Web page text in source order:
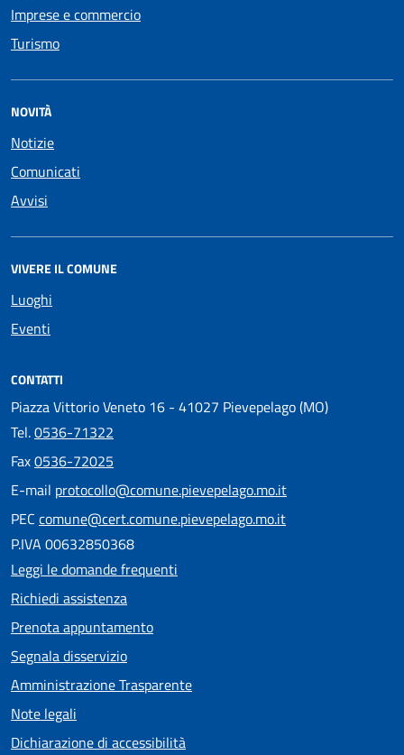
Imprese e commercio
Turismo
NOVITÀ
Notizie
Comunicati
Avvisi
VIVERE IL COMUNE
Luoghi
Eventi
CONTATTI
Piazza Vittorio Veneto 16 - 41027 Pievepelago (MO)
Tel.0536-71322
Fax0536-72025
E-mail protocollo@comune.pievepelago.mo.it
PEC comune@cert.comune.pievepelago.mo.it
P.IVA 00632850368
Leggi le domande frequenti
Richiedi assistenza
Prenota appuntamento
Segnala disservizio
Amministrazione Trasparente
Note legali
Dichiarazione di accessibilità